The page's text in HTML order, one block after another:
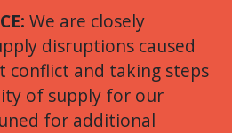
We are closely
disruptions caused
conflict and taking steps
of supply for our
for additional